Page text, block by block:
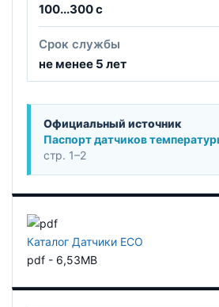
100...300 с
Срок службы
не менее 5 лет
Официальный источник
Паспорт датчиков
стр. 1–2
Каталог Датчики ECO
pdf - 6,53MB